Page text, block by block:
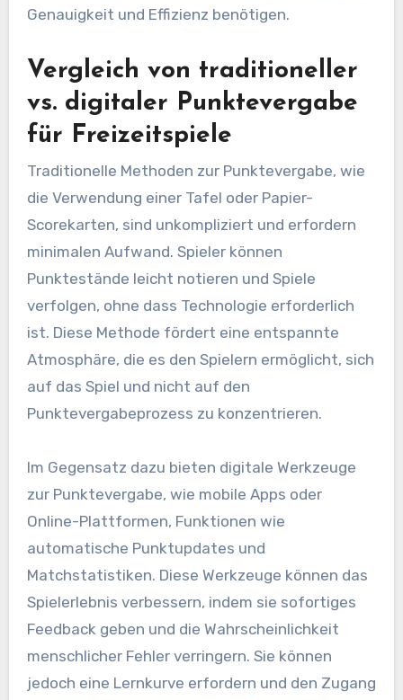
Genauigkeit und Effizienz benötigen.
Vergleich von traditioneller
vs. digitaler Punktevergabe
für Freizeitspiele
Traditionelle Methoden zur Punktevergabe, wie
die Verwendung einer Tafel oder Papier-
Scorekarten, sind unkompliziert und erfordern
minimalen Aufwand. Spieler können
Punktestände leicht notieren und Spiele
verfolgen, ohne dass Technologie erforderlich
ist. Diese Methode fördert eine entspannte
Atmosphäre, die es den Spielern ermöglicht, sich
auf das Spiel und nicht auf den
Punktevergabeprozess zu konzentrieren.
Im Gegensatz dazu bieten digitale Werkzeuge
zur Punktevergabe, wie mobile Apps oder
Online-Plattformen, Funktionen wie
automatische Punktupdates und
Matchstatistiken. Diese Werkzeuge können das
Spielerlebnis verbessern, indem sie sofortiges
Feedback geben und die Wahrscheinlichkeit
menschlicher Fehler verringern. Sie können
jedoch eine Lernkurve erfordern und den Zugang